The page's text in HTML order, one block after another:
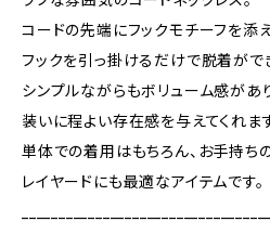
コードの先端にフックモチーフを添え
フックを引っ掛けるだけで脱着がで
シンプルながらもボリューム感があり
装いに程よい存在感を与えてくれます
単体での着用はもちろん、お手持ち
レイヤードにも最適なアイテムです。